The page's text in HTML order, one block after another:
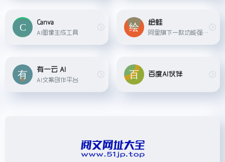
Canva
AI图像生成工具
绘蛙
阿里旗下一款功能强大电商种草营销工具，简洁好用的智能图片、文案创作平台，并且拥有海量虚拟模特可选择。
有一云 AI
AI文案创作平台
百度AI伙伴